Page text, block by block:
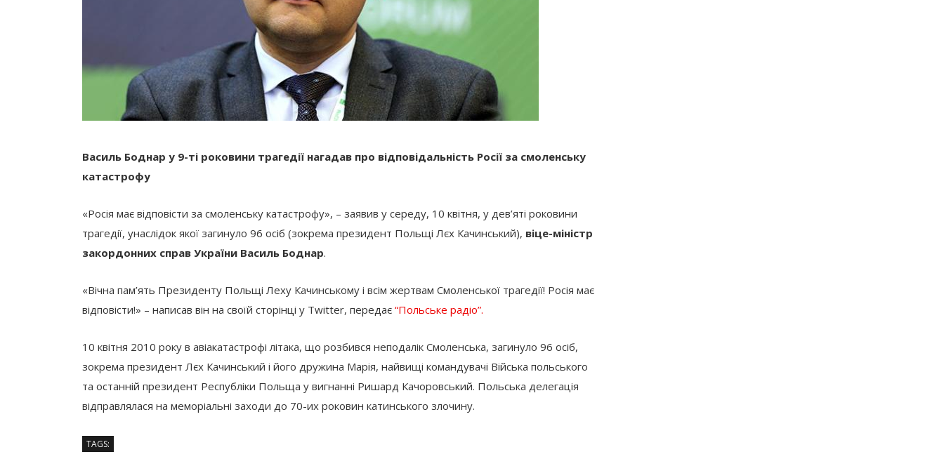
Василь Боднар у 9-ті роковини трагедії нагадав про відповідальність Росії за смоленську
катастрофу
«Росія має відповісти за смоленську катастрофу», – заявив у середу, 10 квітня, у дев’яті роковини
трагедії, унаслідок якої загинуло 96 осіб (зокрема президент Польщі Лєх Качинський), віце-міністр
закордонних справ України Василь Боднар.
«Вічна пам’ять Президенту Польщі Леху Качинському і всім жертвам Смоленської трагедії! Росія має
відповісти!» – написав він на своїй сторінці у Twitter, передає “Польське радіо”.
10 квітня 2010 року в авіакатастрофі літака, що розбився неподалік Смоленська, загинуло 96 осіб,
зокрема президент Лєх Качинський і його дружина Марія, найвищі командувачі Війська польського
та останній президент Республіки Польща у вигнанні Ришард Качоровський. Польська делегація
відправлялася на меморіальні заходи до 70-их роковин катинського злочину.
TAGS: